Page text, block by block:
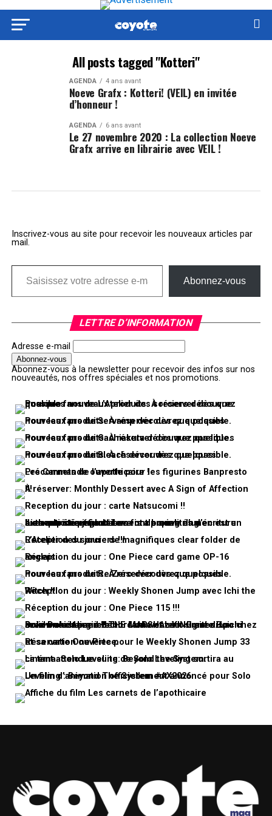
All posts tagged "Kotteri"
AGENDA 4 ans avant
Noeve Grafx : Kotteri! (VEIL) en invitée
d’honneur !
AGENDA 6 ans avant
Le 27 novembre 2020 : La collection Noeve
Grafx arrive en librairie avec VEIL !
Inscrivez-vous au site pour recevoir les nouveaux articles par
mail.
Saisissez votre adresse e-mail…
Abonnez-vous
LETTRE D’INFORMATION
Adresse e-mail
Abonnez-vous à la newsletter pour recevoir des infos sur nos
nouveautés, nos offres spéciales et nos promotions.